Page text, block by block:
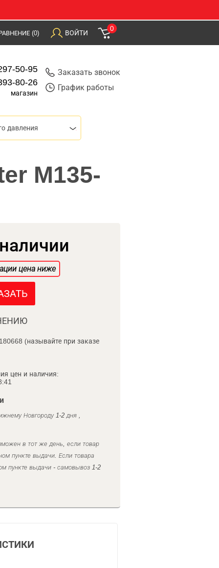
(0) ВОЙТИ
0
50-95
80-26
магазин
Заказать звонок
График работы
давления
M135-
цена ниже
(называйте при заказе
цен и наличия:
Новгороду 1-2 дня ,
в тот же день, если товар
пункте выдачи. Если товара
пункте выдачи - самовывоз 1-2